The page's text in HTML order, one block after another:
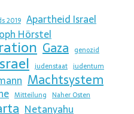
2019 Apartheid Israel
Hörstel
Gaza genozid
judenstaat judentum
Machtsystem
Mitteilung Naher Osten
Netanyahu